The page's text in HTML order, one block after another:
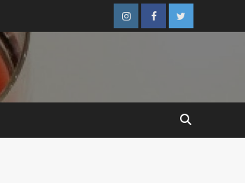
InstagramFacebookTwitter